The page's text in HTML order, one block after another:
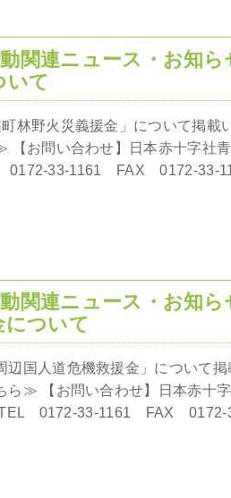
いて
町林野火災義援金」について掲
【お問い合わせ】日本赤十字社
0172-33-1161 FAX 0172-33-
について
辺国人道危機救援金」について
ら≫ 【お問い合わせ】日本赤十
TEL 0172-33-1161 FAX 0172-